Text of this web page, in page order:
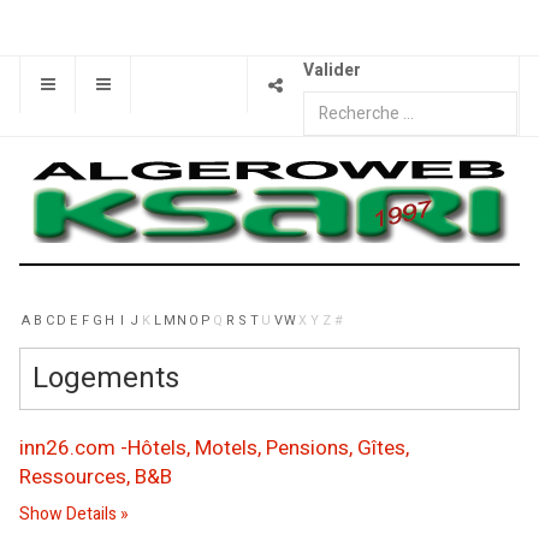
Valider
A B C D E F G H I J K LMN O P Q R S T U VWX Y Z #
Logements
inn26.com -Hôtels, Motels, Pensions, Gîtes,
Ressources, B&B
Show Details